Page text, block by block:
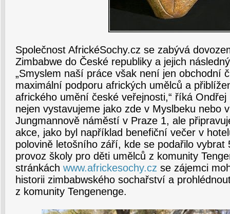
Společnost AfrickéSochy.cz se zabývá
Zimbabwe do České republiky a jejich
„Smyslem naší práce však není jen obchodní
maximální podporu afrických umělců a
afrického umění české veřejnosti,“ říká Ondřej
nejen vystavujeme jako zde v Myslbeku nebo
Jungmannově náměstí v Praze 1, ale
akce, jako byl například benefiční večer v
polovině letošního září, kde se podařilo vybrat
provoz školy pro děti umělců z komunity
stránkách www.africkesochy.cz se zájemci
historii zimbabwského sochařství a
z komunity Tengenenge.